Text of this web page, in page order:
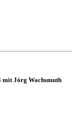
mit Jörg Wachsmuth